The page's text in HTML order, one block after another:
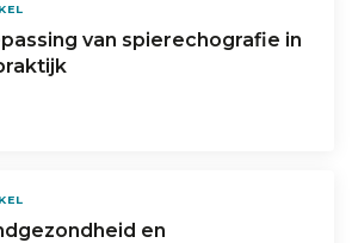
van spier­echografie in
en